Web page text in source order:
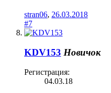
stran06, 26.03.2018
#7
KDV153 Новичок
Регистрация:
04.03.18